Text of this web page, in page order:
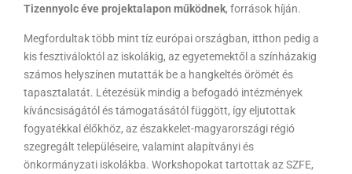
Tizennyolc éve projektalapon működnek, források híján.
Megfordultak több mint tíz európai országban, itthon pedig a
kis fesztiváloktól az iskolákig, az egyetemektől a színházakig
számos helyszínen mutatták be a hangkeltés örömét és
tapasztalatát. Létezésük mindig a befogadó intézmények
kíváncsiságától és támogatásától függött, így eljutottak
fogyatékkal élőkhöz, az északkelet-magyarországi régió
szegregált településeire, valamint alapítványi és
önkormányzati iskolákba. Workshopokat tartottak az SZFE,